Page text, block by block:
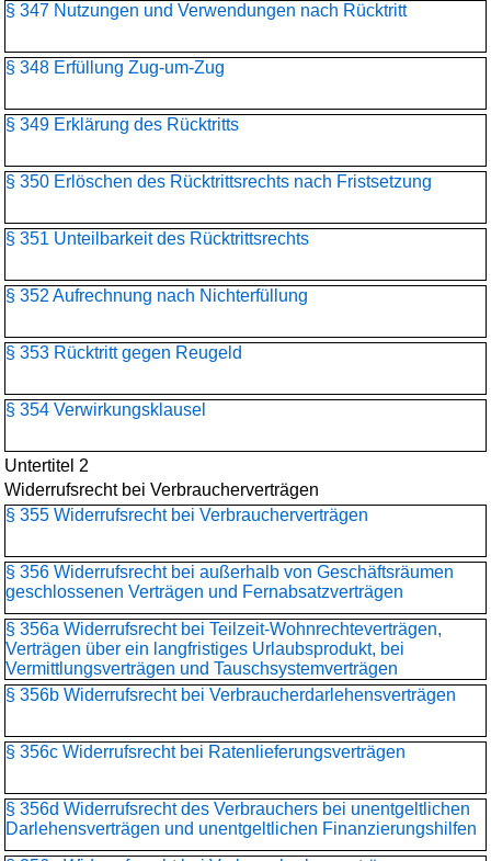
§ 347 Nutzungen und Verwendungen nach Rücktritt
§ 348 Erfüllung Zug-um-Zug
§ 349 Erklärung des Rücktritts
§ 350 Erlöschen des Rücktrittsrechts nach Fristsetzung
§ 351 Unteilbarkeit des Rücktrittsrechts
§ 352 Aufrechnung nach Nichterfüllung
§ 353 Rücktritt gegen Reugeld
§ 354 Verwirkungsklausel
Untertitel 2
Widerrufsrecht bei Verbraucherverträgen
§ 355 Widerrufsrecht bei Verbraucherverträgen
§ 356 Widerrufsrecht bei außerhalb von Geschäftsräumen
geschlossenen Verträgen und Fernabsatzverträgen
§ 356a Widerrufsrecht bei Teilzeit-Wohnrechteverträgen,
Verträgen über ein langfristiges Urlaubsprodukt, bei
Vermittlungsverträgen und Tauschsystemverträgen
§ 356b Widerrufsrecht bei Verbraucherdarlehensverträgen
§ 356c Widerrufsrecht bei Ratenlieferungsverträgen
§ 356d Widerrufsrecht des Verbrauchers bei unentgeltlichen
Darlehensverträgen und unentgeltlichen Finanzierungshilfen